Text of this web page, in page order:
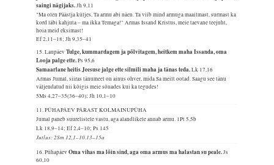
saingi nägijaks.Jh 9,11
"Ma olen Päästja küljes, Ta armu abi näen. Ta viib mind armuga maailmast, surmast ka
kord läbi kahjuta – ma ikka Temaga!" Armas Issand Kristus, meie taevane teejuht,
hoia meid eksimast!
Ef 2,11–18; Jh 9,35–41
15. LaupäevTulge, kummardagem ja põlvitagem, heitkem maha Issanda, oma
Looja palge ette.Ps 95,6
Samaarlane heitis Jeesuse jalge ette silmili maha ja tänas teda.Lk 17,16
Armas Jumal, siiras tänumeel on ainus ohver, mida Sa meilt ootad. Saagu see tänu
väljendatud nii kõigis meie sõnades kui ka tegudes!
5Ms 4,27–35(36–40); Jh 10,1–10
11. PÜHAPÄEV PÄRAST KOLMAINUPÜHA
Jumal paneb suurelistele vastu, aga alandlikele annab armu. 1Pt 5,5b
Lk 18,9–14; Ef 2,4–10; Ps 145
Jutlus: 2Sm 12,1–10.13–15a
16. PühapäevOma vihas ma lõin sind, aga oma armus ma halastan su peale.Js
60,10